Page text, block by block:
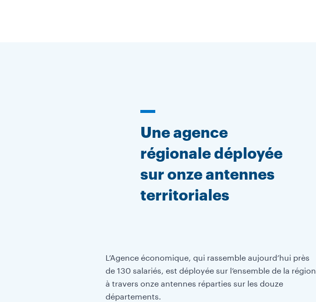
Une agence
régionale déployée
sur onze antennes
territoriales
L’Agence économique, qui rassemble aujourd’hui près
de 130 salariés, est déployée sur l’ensemble de la région
à travers onze antennes réparties sur les douze
départements.